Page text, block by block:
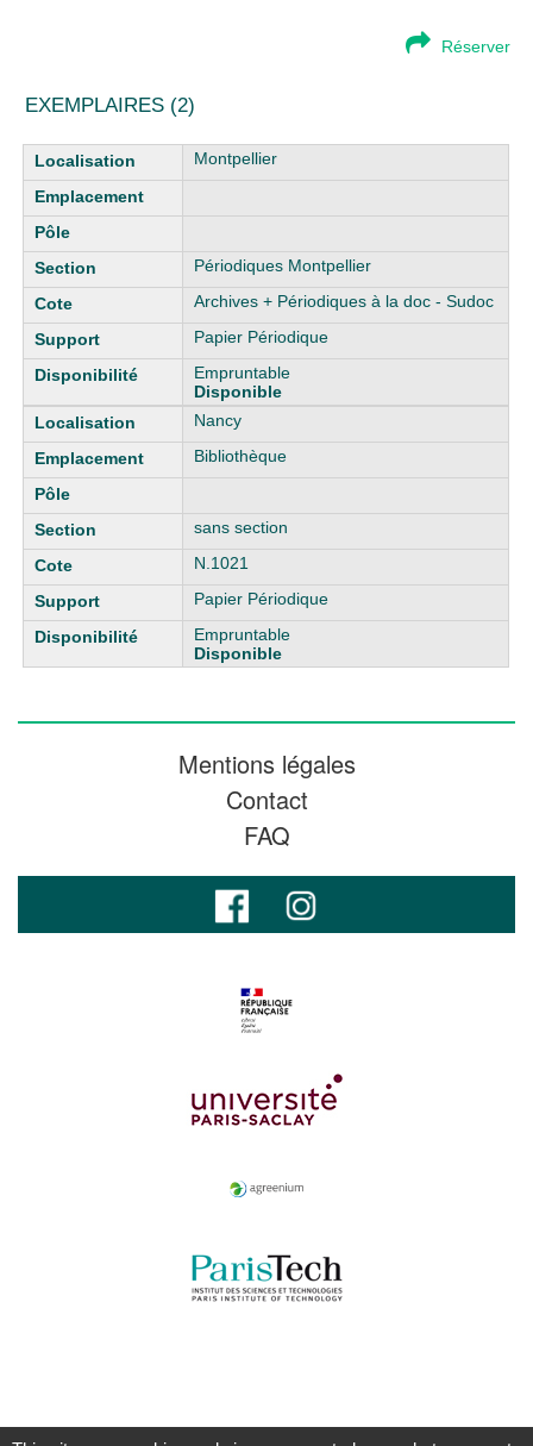
Réserver
EXEMPLAIRES (2)
Liste des exemplaires Montpellier
Périodiques Montpellier
Archives + Périodiques à la doc - Sudoc
Papier Périodique
Empruntable
Disponible
Nancy
Bibliothèque
sans section
N.1021
Papier Périodique
Empruntable
Disponible
Mentions légales
Contact
FAQ